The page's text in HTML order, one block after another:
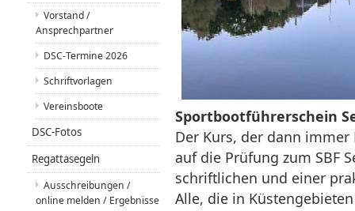
Sportbootführerschein
Der Kurs, der dann
auf die Prüfung zum SBF
schriftlichen und einer
Alle, die in
Vorstand /
Ansprechpartner
DSC-Termine 2026
Schriftvorlagen
Vereinsboote
DSC-Fotos
Regattasegeln
Ausschreibungen /
online melden / Ergebnisse